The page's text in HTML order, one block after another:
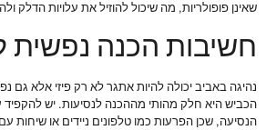
שאינן פופולריות, מה שיכול להוזיל את עלויות הדלק
חשיבות הכנה נפשית
נהיגה באביב יכולה להיות אתגר לא רק פיזי אלא גם
הכביש היא חלק מהותי מההכנה לנסיעות. יש להקפיד
הנסיעה, שכן הפרעות כמו טלפונים ניידים או שיחות